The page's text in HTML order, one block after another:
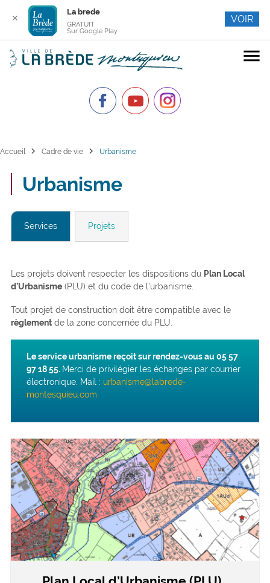
menu
Accueil chevron_right Cadre de vie chevron_right Urbanisme
Urbanisme
Services Projets
Les projets doivent respecter les dispositions du Plan Local
d’Urbanisme(PLU) et du code de l’urbanisme.
Tout projet de construction doit être compatible avec le
règlementde la zone concernée du PLU.
Le service urbanisme reçoit sur rendez-vous au 05 57
97 18 55. Merci de privilégier les échanges par courrier
électronique. Mail : urbanisme@labrede-
montesquieu.com
✕
La brede
GRATUIT
Sur Google Play
VOIR